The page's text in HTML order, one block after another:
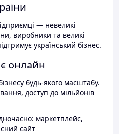
— невеликі
виробники та великі
український бізнес.
онлайн
будь-якого масштабу.
доступ до мільйонів
маркетплейс,
сайт